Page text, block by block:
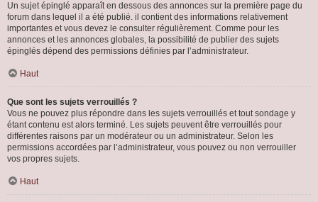
Un sujet épinglé apparaît en dessous des annonces sur la première page du
forum dans lequel il a été publié. il contient des informations relativement
importantes et vous devez le consulter régulièrement. Comme pour les
annonces et les annonces globales, la possibilité de publier des sujets
épinglés dépend des permissions définies par l’administrateur.
Haut
Que sont les sujets verrouillés ?
Vous ne pouvez plus répondre dans les sujets verrouillés et tout sondage y
étant contenu est alors terminé. Les sujets peuvent être verrouillés pour
différentes raisons par un modérateur ou un administrateur. Selon les
permissions accordées par l’administrateur, vous pouvez ou non verrouiller
vos propres sujets.
Haut